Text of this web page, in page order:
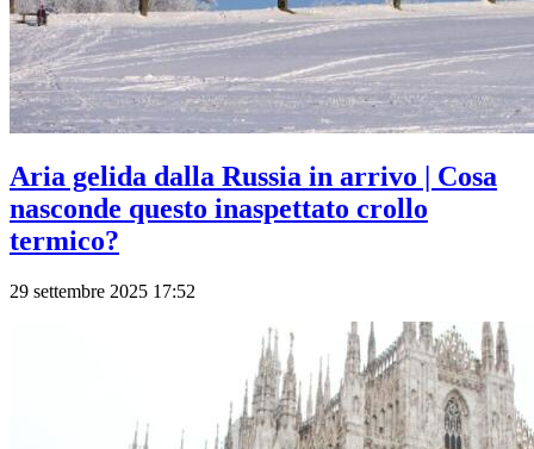
Aria gelida dalla Russia in arrivo | Cosa
nasconde questo inaspettato crollo
termico?
29 settembre 2025 17:52